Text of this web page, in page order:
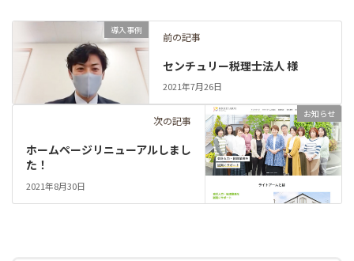
導入事例
前の記事
センチュリー税理士法人 様
2021年7月26日
お知らせ
次の記事
ホームページリニューアルしまし
た！
2021年8月30日